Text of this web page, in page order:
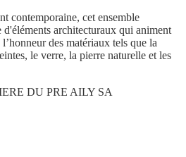
contemporaine, cet ensemble
d'éléments architecturaux qui animent
des matériaux tels que la
le verre, la pierre naturelle et les
DU PRE AILY SA